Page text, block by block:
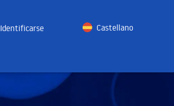
Identificarse
Castellano